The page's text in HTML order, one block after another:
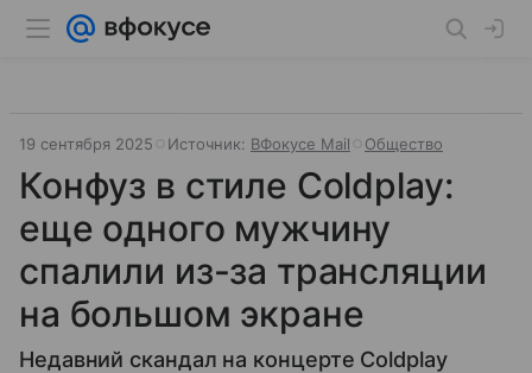
19 сентября 2025 Источник: ВФокусе Mail Общество
Конфуз в стиле Coldplay:
еще одного мужчину
спалили из-за трансляции
на большом экране
Недавний скандал на концерте Coldplay